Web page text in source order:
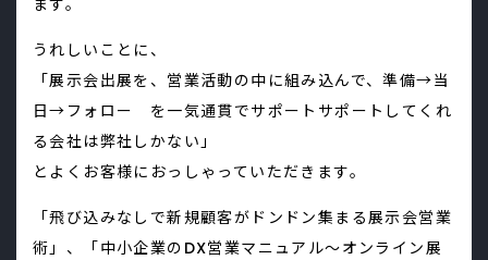
うれしいことに、
「展示会出展を、営業活動の中に組み込んで、準備→当
日→フォロー を一気通貫でサポートサポートしてくれ
る会社は弊社しかない」
とよくお客様におっしゃっていただきます。
「飛び込みなしで新規顧客がドンドン集まる展示会営業
術」、「中小企業のDX営業マニュアル～オンライン展